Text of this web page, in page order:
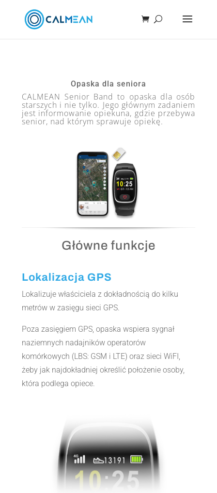
Opaska dla seniora
CALMEAN Senior Band to opaska dla osób
starszych i nie tylko. Jego głównym zadaniem
jest informowanie opiekuna, gdzie przebywa
senior, nad którym sprawuje opiekę.
Główne funkcje
Lokalizacja GPS
Lokalizuje właściciela z dokładnością do kilku
metrów w zasięgu sieci GPS.
Poza zasięgiem GPS, opaska wspiera sygnał
naziemnych nadajników operatorów
komórkowych (LBS: GSM i LTE) oraz sieci WiFI,
żeby jak najdokładniej określić położenie osoby,
która podlega opiece.